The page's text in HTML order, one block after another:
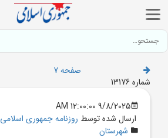
صفحه 7
شماره 13176
9/8/2025 12:00:00 AM
ارسال شده توسط روزنامه جمهوری اسلامی
شهرستان